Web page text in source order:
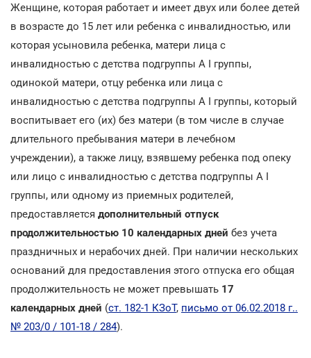
Женщине, которая работает и имеет двух или более детей
в возрасте до 15 лет или ребенка с инвалидностью, или
которая усыновила ребенка, матери лица с
инвалидностью с детства подгруппы А I группы,
одинокой матери, отцу ребенка или лица с
инвалидностью с детства подгруппы А I группы, который
воспитывает его (их) без матери (в том числе в случае
длительного пребывания матери в лечебном
учреждении), а также лицу, взявшему ребенка под опеку
или лицо с инвалидностью с детства подгруппы А I
группы, или одному из приемных родителей,
предоставляется дополнительный отпуск
продолжительностью 10 календарных дней без учета
праздничных и нерабочих дней. При наличии нескольких
оснований для предоставления этого отпуска его общая
продолжительность не может превышать 17
календарных дней (ст. 182-1 КЗоТ, письмо от 06.02.2018 г..
№ 203/0 / 101-18 / 284).